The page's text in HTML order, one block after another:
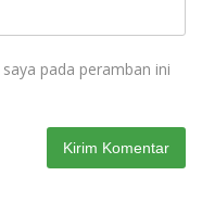
pada peramban ini